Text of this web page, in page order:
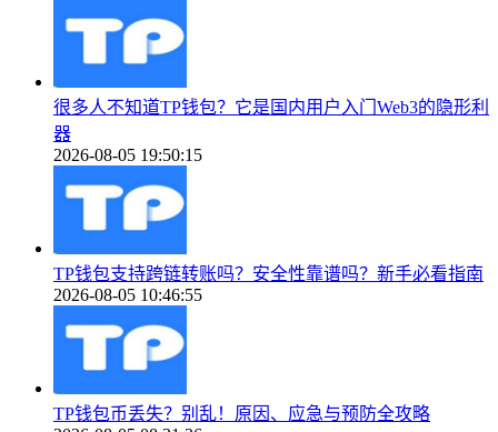
很多人不知道TP钱包？它是国内用户入门Web3的隐形利
器
2026-08-05 19:50:15
TP钱包支持跨链转账吗？安全性靠谱吗？新手必看指南
2026-08-05 10:46:55
TP钱包币丢失？别乱！原因、应急与预防全攻略